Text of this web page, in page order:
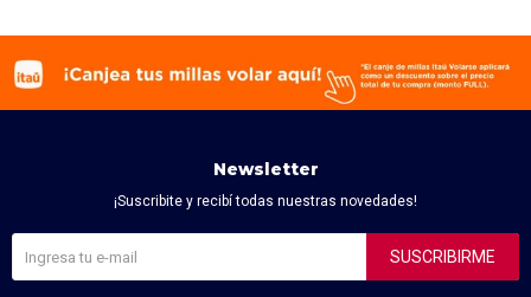
Newsletter
¡Suscribite y recibí todas nuestras novedades!
SUSCRIBIRME